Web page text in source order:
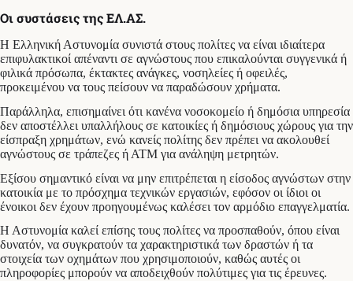
Οι συστάσεις της ΕΛ.ΑΣ.
Η Ελληνική Αστυνομία συνιστά στους πολίτες να είναι ιδιαίτερα
επιφυλακτικοί απέναντι σε αγνώστους που επικαλούνται συγγενικά ή
φιλικά πρόσωπα, έκτακτες ανάγκες, νοσηλείες ή οφειλές,
προκειμένου να τους πείσουν να παραδώσουν χρήματα.
Παράλληλα, επισημαίνει ότι κανένα νοσοκομείο ή δημόσια υπηρεσία
δεν αποστέλλει υπαλλήλους σε κατοικίες ή δημόσιους χώρους για την
είσπραξη χρημάτων, ενώ κανείς πολίτης δεν πρέπει να ακολουθεί
αγνώστους σε τράπεζες ή ΑΤΜ για ανάληψη μετρητών.
Εξίσου σημαντικό είναι να μην επιτρέπεται η είσοδος αγνώστων στην
κατοικία με το πρόσχημα τεχνικών εργασιών, εφόσον οι ίδιοι οι
ένοικοι δεν έχουν προηγουμένως καλέσει τον αρμόδιο επαγγελματία.
Η Αστυνομία καλεί επίσης τους πολίτες να προσπαθούν, όπου είναι
δυνατόν, να συγκρατούν τα χαρακτηριστικά των δραστών ή τα
στοιχεία των οχημάτων που χρησιμοποιούν, καθώς αυτές οι
πληροφορίες μπορούν να αποδειχθούν πολύτιμες για τις έρευνες.